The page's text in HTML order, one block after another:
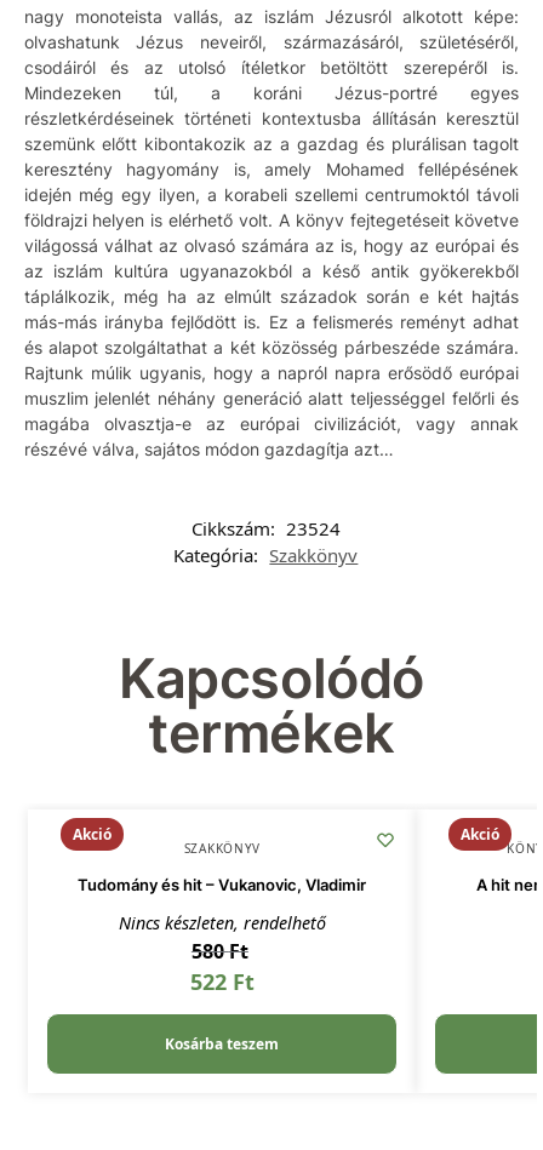
nagy monoteista vallás, az iszlám Jézusról alkotott képe:
olvashatunk Jézus neveiről, származásáról, születéséről,
csodáiról és az utolsó ítéletkor betöltött szerepéről is.
Mindezeken túl, a koráni Jézus-portré egyes
részletkérdéseinek történeti kontextusba állításán keresztül
szemünk előtt kibontakozik az a gazdag és plurálisan tagolt
keresztény hagyomány is, amely Mohamed fellépésének
idején még egy ilyen, a korabeli szellemi centrumoktól távoli
földrajzi helyen is elérhető volt. A könyv fejtegetéseit követve
világossá válhat az olvasó számára az is, hogy az európai és
az iszlám kultúra ugyanazokból a késő antik gyökerekből
táplálkozik, még ha az elmúlt századok során e két hajtás
más-más irányba fejlődött is. Ez a felismerés reményt adhat
és alapot szolgáltathat a két közösség párbeszéde számára.
Rajtunk múlik ugyanis, hogy a napról napra erősödő európai
muszlim jelenlét néhány generáció alatt teljességgel felőrli és
magába olvasztja-e az európai civilizációt, vagy annak
részévé válva, sajátos módon gazdagítja azt…
Cikkszám: 23524
Kategória: Szakkönyv
Kapcsolódó
termékek
Akció
SZAKKÖNYV
Tudomány és hit – Vukanovic, Vladimir
Nincs készleten, rendelhető
580Ft
522 Ft
Kosárba teszem
Akció
A hit